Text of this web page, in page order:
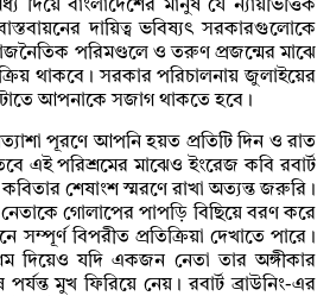
দিয়ে বাংলাদেশের মানুষ যে ন্যায়ভিত্তিক
দায়িত্ব ভবিষ্যৎ সরকারগুলোকে
পরিমণ্ডলে ও তরুণ প্রজন্মের মাঝে
থাকবে। সরকার পরিচালনায় জুলাইয়ের
আপনাকে সজাগ থাকতে হবে।
পূরণে আপনি হয়ত প্রতিটি দিন ও রাত
এই পরিশ্রমের মাঝেও ইংরেজ কবি রবার্ট
শেষাংশ স্মরণে রাখা অত্যন্ত জরুরি।
গোলাপের পাপড়ি বিছিয়ে বরণ করে
বিপরীত প্রতিক্রিয়া দেখাতে পারে।
দিয়েও যদি একজন নেতা তার অঙ্গীকার
মুখ ফিরিয়ে নেয়। রবার্ট ব্রাউনিং-এর